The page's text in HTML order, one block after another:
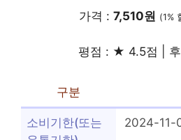
가격 : 7,510원 (1%
평점 : ★ 4.5점 | 후
구분
소비기한(또는
2024-11-